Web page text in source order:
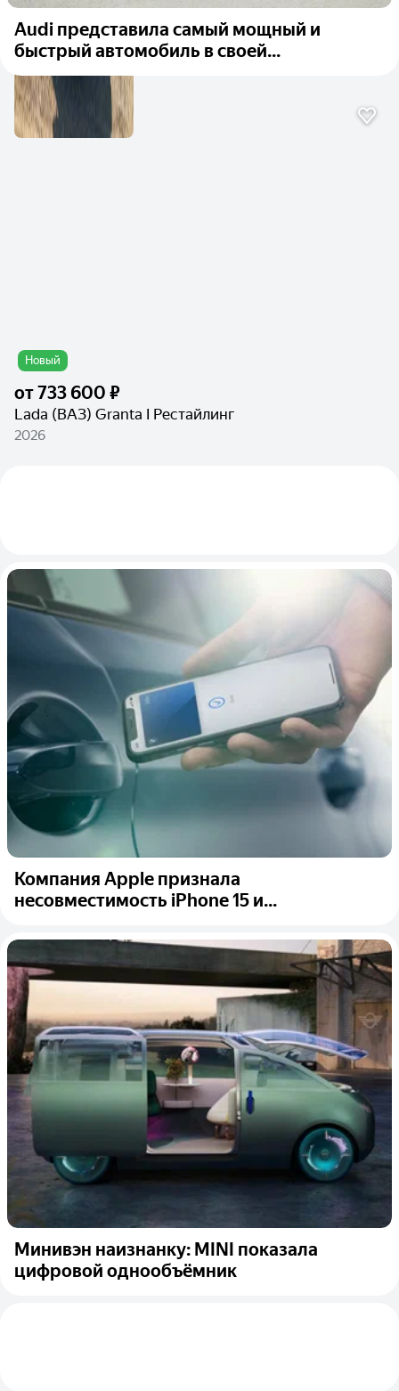
Audi представила самый мощный и
быстрый автомобиль в своей...
Новый
от733 600 ₽
Lada (ВАЗ) Granta I Рестайлинг
2026
Компания Apple признала
несовместимость iPhone 15 и...
Минивэн наизнанку: MINI показала
цифровой однообъёмник